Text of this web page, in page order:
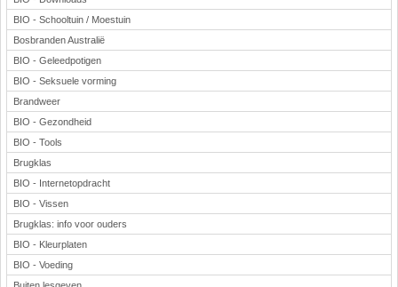
BIO - Schooltuin / Moestuin
Bosbranden Australië
BIO - Geleedpotigen
BIO - Seksuele vorming
Brandweer
BIO - Gezondheid
BIO - Tools
Brugklas
BIO - Internetopdracht
BIO - Vissen
Brugklas: info voor ouders
BIO - Kleurplaten
BIO - Voeding